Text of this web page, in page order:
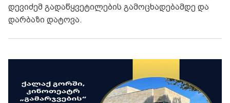
დევიძემ გადაწყვეტილების გამოცხადებამდე და
დარბაზი დატოვა.